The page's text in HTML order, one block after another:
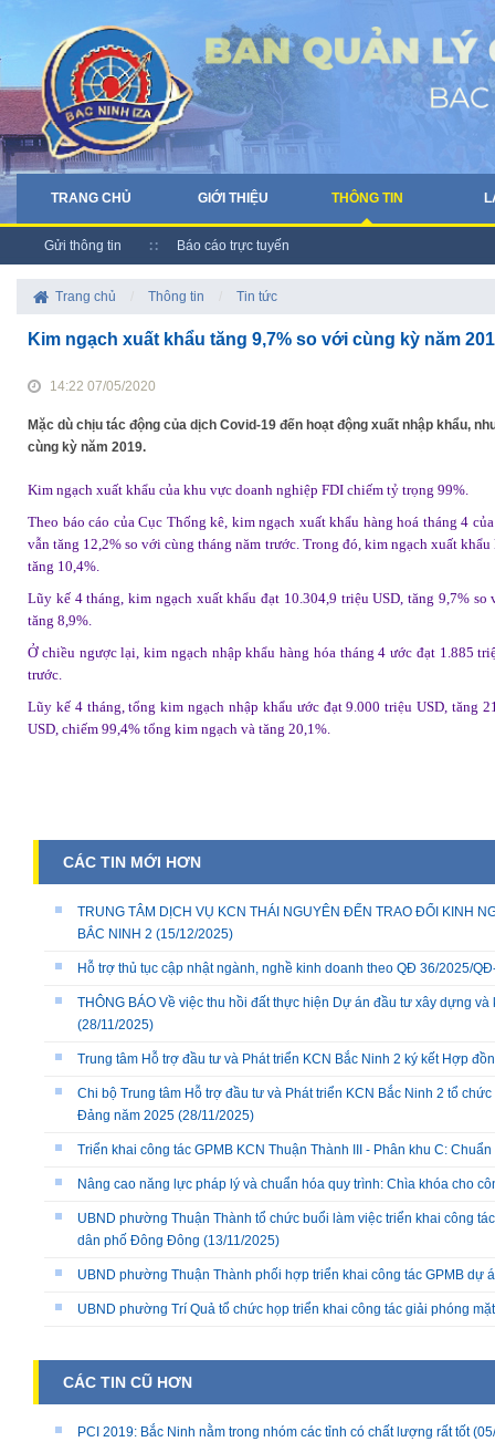
TRANG CHỦ GIỚI THIỆU THÔNG TIN
Gửi thông tin Báo cáo trực tuyến
Trang chủ Thông tin Tin tức
Kim ngạch xuất khẩu tăng 9,7% so với cùng kỳ năm
14:22 07/05/2020
Mặc dù chịu tác động của dịch Covid-19 đến hoạt động xuất nhập khẩu,
cùng kỳ năm 2019.
Kim ngạch xuất khẩu của khu vực doanh nghiệp FDI chiếm tỷ trọng 99%.
Theo báo cáo của Cục Thống kê, kim ngạch xuất khẩu hàng hoá tháng 4
vẫn tăng 12,2% so với cùng tháng năm trước. Trong đó, kim ngạch xuất
tăng 10,4%.
Lũy kế 4 tháng, kim ngạch xuất khẩu đạt 10.304,9 triệu USD, tăng 9,7%
tăng 8,9%.
Ở chiều ngược lại, kim ngạch nhập khẩu hàng hóa tháng 4 ước đạt 1.885
trước.
Lũy kế 4 tháng, tổng kim ngạch nhập khẩu ước đạt 9.000 triệu USD, tăng
USD, chiếm 99,4% tổng kim ngạch và tăng 20,1%.
CÁC TIN MỚI HƠN
TRUNG TÂM DỊCH VỤ KCN THÁI NGUYÊN ĐẾN TRAO ĐỔI KINH
BẮC NINH 2 (15/12/2025)
Hỗ trợ thủ tục cập nhật ngành, nghề kinh doanh theo QĐ 36/2025/
THÔNG BÁO Về việc thu hồi đất thực hiện Dự án đầu tư xây dựng
(28/11/2025)
Trung tâm Hỗ trợ đầu tư và Phát triển KCN Bắc Ninh 2 ký kết Hợp
Chi bộ Trung tâm Hỗ trợ đầu tư và Phát triển KCN Bắc Ninh 2 tổ
Đảng năm 2025 (28/11/2025)
Triển khai công tác GPMB KCN Thuận Thành III - Phân khu C:
Nâng cao năng lực pháp lý và chuẩn hóa quy trình: Chìa khóa cho
UBND phường Thuận Thành tổ chức buổi làm việc triển khai công
dân phố Đông Đông (13/11/2025)
UBND phường Thuận Thành phối hợp triển khai công tác GPMB dự
UBND phường Trí Quả tổ chức họp triển khai công tác giải phóng
CÁC TIN CŨ HƠN
PCI 2019: Bắc Ninh nằm trong nhóm các tỉnh có chất lượng rất tốt